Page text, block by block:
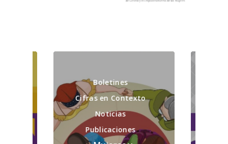
Boletines
Cifras en Contexto
Noticias
Publicaciones